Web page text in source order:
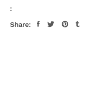
:
Share: